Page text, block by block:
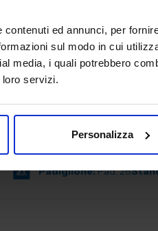
ed annunci, per
sul modo in cui
media, i quali potrebbero
servizi.
Personalizza
AL.EA. SRL
Dal 2005, AL. EA è un punto di
manifatturiera industriale,
Padiglione:Pad. 26